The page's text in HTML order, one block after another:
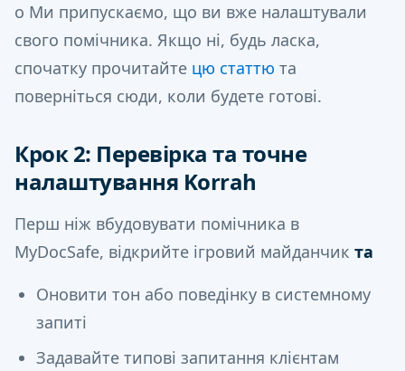
o Ми припускаємо, що ви вже налаштували
свого помічника. Якщо ні, будь ласка,
спочатку прочитайте цю статтю та
поверніться сюди, коли будете готові.
Крок 2: Перевірка та точне
налаштування Korrah
Перш ніж вбудовувати помічника в
MyDocSafe, відкрийте ігровий майданчик та
Оновити тон або поведінку в системному
запиті
Задавайте типові запитання клієнтам